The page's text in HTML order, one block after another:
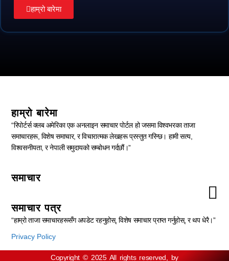
हाम्रो बारेमा
हाम्रो बारेमा
“रिपोर्टर्स क्लब अमेरिका एक अनलाइन समाचार पोर्टल हो जसमा विश्वभरका ताजा
समाचारहरू, विशेष समाचार, र विचारात्मक लेखहरू प्रस्तुत गरिन्छ। हामी सत्य,
विश्वसनीयता, र नेपाली समुदायको सम्बोधन गर्दछौं।”
समाचार
समाचार पत्र
“हाम्रो ताजा समाचारहरूसँग अपडेट रहनुहोस्, विशेष समाचार प्राप्त गर्नुहोस्, र थप धेरै।”
Privacy Policy
Copyright © 2025 All rights reserved, by